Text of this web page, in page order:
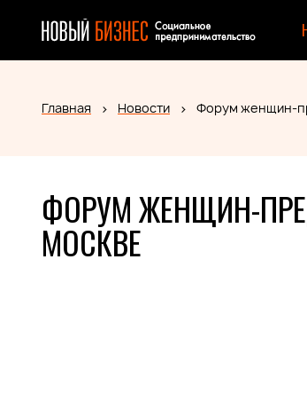
Главная Новости Форум женщин-
ФОРУМ ЖЕНЩИН-
МОСКВЕ